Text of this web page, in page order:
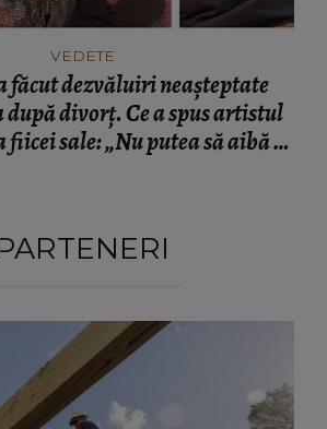
VEDETE
făcut dezvăluiri neașteptate
după divorț. Ce a spus artistul
fiicei sale: „Nu putea să aibă o